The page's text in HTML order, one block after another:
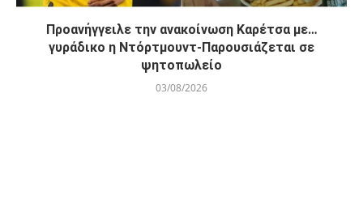
Προανήγγειλε την ανακοίνωση Καρέτσα με…
γυράδικο η Ντόρτμουντ-Παρουσιάζεται σε
ψητοπωλείο
03/08/2026